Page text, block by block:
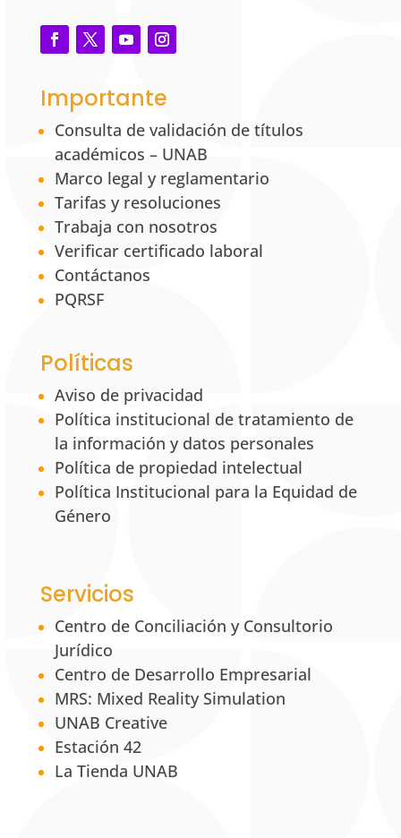
Importante
Consulta de validación de títulos
académicos – UNAB
Marco legal y reglamentario
Tarifas y resoluciones
Trabaja con nosotros
Verificar certificado laboral
Contáctanos
PQRSF
Políticas
Aviso de privacidad
Política institucional de tratamiento de
la información y datos personales
Política de propiedad intelectual
Política Institucional para la Equidad de
Género
Servicios
Centro de Conciliación y Consultorio
Jurídico
Centro de Desarrollo Empresarial
MRS: Mixed Reality Simulation
UNAB Creative
Estación 42
La Tienda UNAB